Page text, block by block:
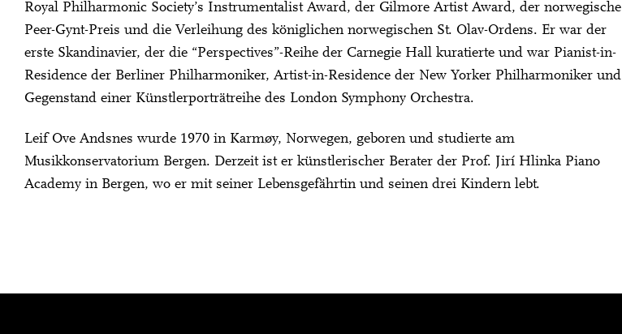
Royal Philharmonic Society’s Instrumentalist Award, der Gilmore Artist Award, der norwegische
Peer-Gynt-Preis und die Verleihung des königlichen norwegischen St. Olav-Ordens. Er war der
erste Skandinavier, der die “Perspectives”-Reihe der Carnegie Hall kuratierte und war Pianist-in-
Residence der Berliner Philharmoniker, Artist-in-Residence der New Yorker Philharmoniker und
Gegenstand einer Künstlerporträtreihe des London Symphony Orchestra.
Leif Ove Andsnes wurde 1970 in Karmøy, Norwegen, geboren und studierte am
Musikkonservatorium Bergen. Derzeit ist er künstlerischer Berater der Prof. Jirí Hlinka Piano
Academy in Bergen, wo er mit seiner Lebensgefährtin und seinen drei Kindern lebt.